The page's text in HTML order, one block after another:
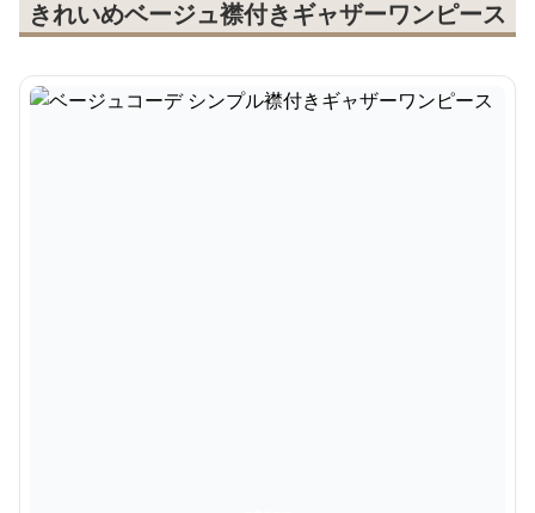
きれいめベージュ襟付きギャザーワンピース